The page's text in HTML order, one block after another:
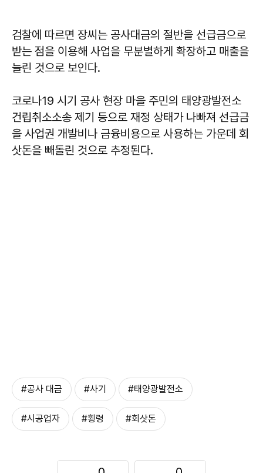
검찰에 따르면 장씨는 공사대금의 절반을 선급금으로
받는 점을 이용해 사업을 무분별하게 확장하고 매출을
늘린 것으로 보인다.
코로나19 시기 공사 현장 마을 주민의 태양광발전소
건립취소소송 제기 등으로 재정 상태가 나빠져 선급금
을 사업권 개발비나 금융비용으로 사용하는 가운데 회
삿돈을 빼돌린 것으로 추정된다.
#공사 대금 #사기 #태양광발전소
#시공업자 #횡령 #회삿돈